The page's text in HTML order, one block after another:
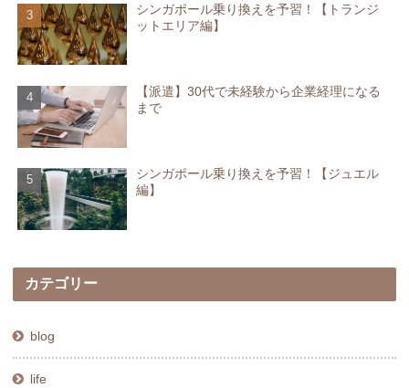
シンガポール乗り換えを予習！【トランジ
ットエリア編】
【派遣】30代で未経験から企業経理になる
まで
シンガポール乗り換えを予習！【ジュエル
編】
カテゴリー
blog
life